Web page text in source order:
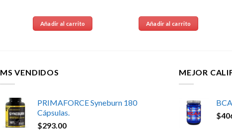
Añadir al carrito Añadir al carrito
MS VENDIDOS
PRIMAFORCE Syneburn 180
Cápsulas.
$293.00
MEJOR
$